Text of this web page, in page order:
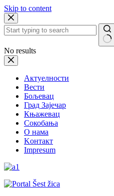
Skip to content
No results
Актуелности
Вести
Бољевац
Град Зајечар
Књажевац
Сокобања
O нама
Kонтакт
Impresum